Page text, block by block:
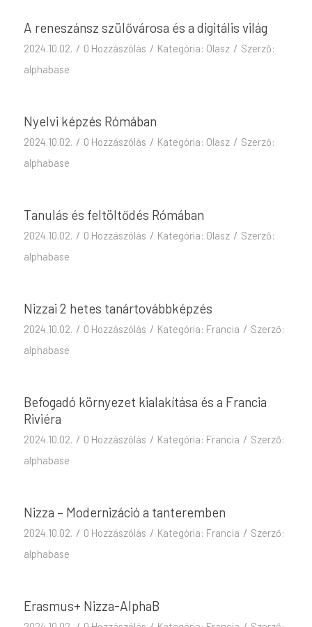
A reneszánsz szülővárosa és a digitális világ
2024.10.02. / 0 Hozzászólás / Kategória: Olasz / Szerző:
alphabase
Nyelvi képzés Rómában
2024.10.02. / 0 Hozzászólás / Kategória: Olasz / Szerző:
alphabase
Tanulás és feltöltődés Rómában
2024.10.02. / 0 Hozzászólás / Kategória: Olasz / Szerző:
alphabase
Nizzai 2 hetes tanártovábbképzés
2024.10.02. / 0 Hozzászólás / Kategória: Francia / Szerző:
alphabase
Befogadó környezet kialakítása és a Francia
Riviéra
2024.10.02. / 0 Hozzászólás / Kategória: Francia / Szerző:
alphabase
Nizza – Modernizáció a tanteremben
2024.10.02. / 0 Hozzászólás / Kategória: Francia / Szerző:
alphabase
Erasmus+ Nizza-AlphaB